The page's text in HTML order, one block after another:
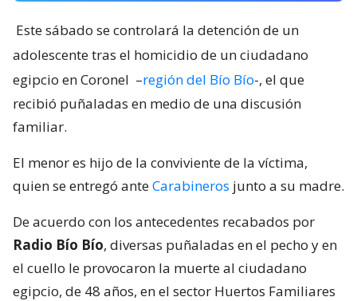
Este sábado se controlará la detención de un
adolescente tras el homicidio de un ciudadano
egipcio en Coronel –región del Bío Bío-, el que
recibió puñaladas en medio de una discusión
familiar.
El menor es hijo de la conviviente de la víctima,
quien se entregó anteCarabineros junto a su madre.
De acuerdo con los antecedentes recabados por
Radio Bío Bío, diversas puñaladas en el pecho y en
el cuello le provocaron la muerte al ciudadano
egipcio, de 48 años, en el sector Huertos Familiares